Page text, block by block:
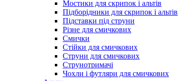
Мостики для скрипок і альтів
Підборiдники для скрипок і альтів
Підставки під струни
Різне для смичкових
Смички
Стійки для смичкових
Струни для смичкових
Струнотримачі
Чохли і футляри для смичкових